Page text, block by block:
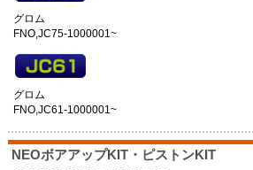
グロム
FNO,JC75-1000001~
グロム
FNO,JC61-1000001~
NEOボアアップKIT・ピストンKIT